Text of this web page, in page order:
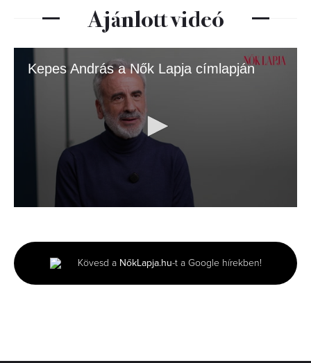
Ajánlott videó
Kepes András a Nők Lapja címlapján
minutes,
35
seconds
Kövesd a NőkLapja.hu-t a Google hírekben!